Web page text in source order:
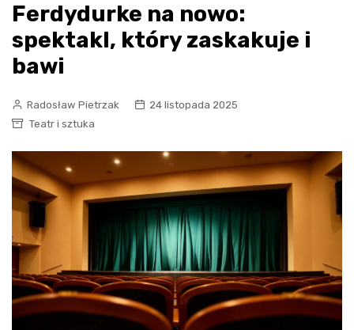
Ferdydurke na nowo:
spektakl, który zaskakuje i
bawi
Radosław Pietrzak
24 listopada 2025
Teatr i sztuka